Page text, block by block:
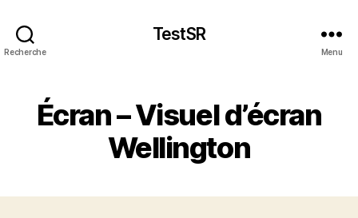
Recherche
TestSR
Menu
Écran – Visuel d’écran
Wellington